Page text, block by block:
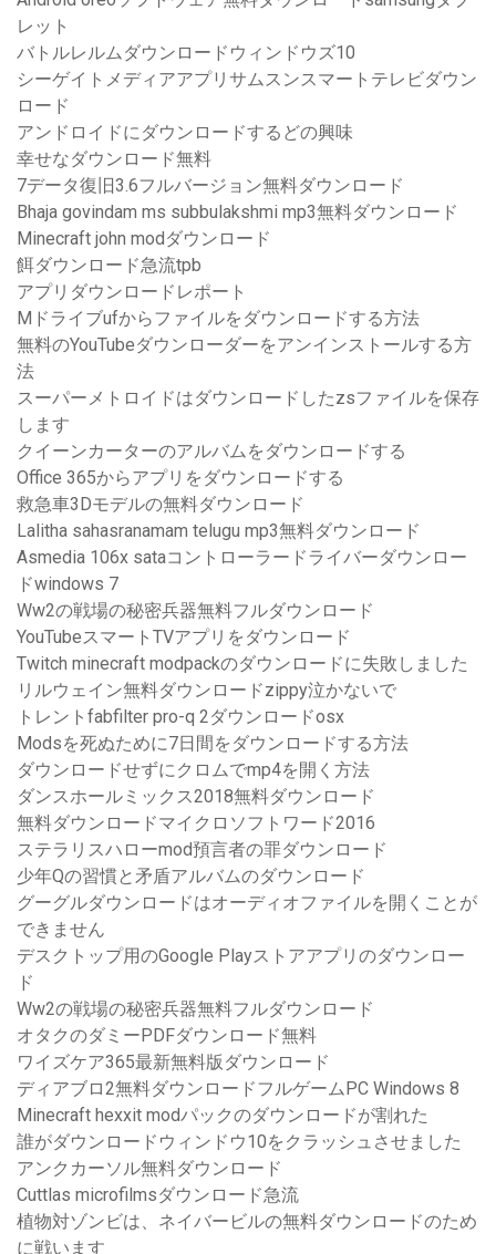
レット
バトルレルムダウンロードウィンドウズ10
シーゲイトメディアアプリサムスンスマートテレビダウン
ロード
アンドロイドにダウンロードするどの興味
幸せなダウンロード無料
7データ復旧3.6フルバージョン無料ダウンロード
Bhaja govindam ms subbulakshmi mp3無料ダウンロード
Minecraft john modダウンロード
餌ダウンロード急流tpb
アプリダウンロードレポート
Mドライブufからファイルをダウンロードする方法
無料のYouTubeダウンローダーをアンインストールする方
法
スーパーメトロイドはダウンロードしたzsファイルを保存
します
クイーンカーターのアルバムをダウンロードする
Office 365からアプリをダウンロードする
救急車3Dモデルの無料ダウンロード
Lalitha sahasranamam telugu mp3無料ダウンロード
Asmedia 106x sataコントローラードライバーダウンロー
ドwindows 7
Ww2の戦場の秘密兵器無料フルダウンロード
YouTubeスマートTVアプリをダウンロード
Twitch minecraft modpackのダウンロードに失敗しました
リルウェイン無料ダウンロードzippy泣かないで
トレントfabfilter pro-q 2ダウンロードosx
Modsを死ぬために7日間をダウンロードする方法
ダウンロードせずにクロムでmp4を開く方法
ダンスホールミックス2018無料ダウンロード
無料ダウンロードマイクロソフトワード2016
ステラリスハローmod預言者の罪ダウンロード
少年Qの習慣と矛盾アルバムのダウンロード
グーグルダウンロードはオーディオファイルを開くことが
できません
デスクトップ用のGoogle Playストアアプリのダウンロー
ド
Ww2の戦場の秘密兵器無料フルダウンロード
オタクのダミーPDFダウンロード無料
ワイズケア365最新無料版ダウンロード
ディアブロ2無料ダウンロードフルゲームPC Windows 8
Minecraft hexxit modパックのダウンロードが割れた
誰がダウンロードウィンドウ10をクラッシュさせました
アンクカーソル無料ダウンロード
Cuttlas microfilmsダウンロード急流
植物対ゾンビは、ネイバービルの無料ダウンロードのため
に戦います